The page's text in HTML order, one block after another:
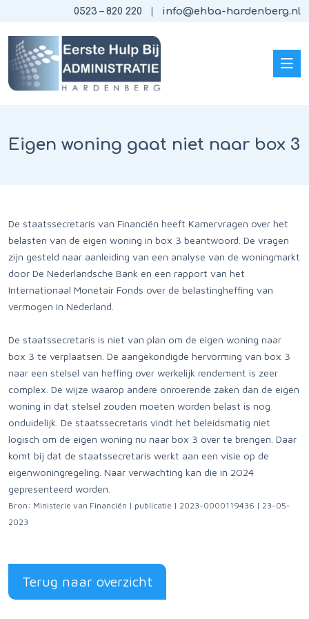
0523 – 820 220 info@ehba-hardenberg.nl
Eigen woning gaat niet naar box 3
De staatssecretaris van Financiën heeft Kamervragen over het
belasten van de eigen woning in box 3 beantwoord. De vragen
zijn gesteld naar aanleiding van een analyse van de woningmarkt
door De Nederlandsche Bank en een rapport van het
Internationaal Monetair Fonds over de belastingheffing van
vermogen in Nederland.
De staatssecretaris is niet van plan om de eigen woning naar
box 3 te verplaatsen. De aangekondigde hervorming van box 3
naar een stelsel van heffing over werkelijk rendement is zeer
complex. De wijze waarop andere onroerende zaken dan de eigen
woning in dat stelsel zouden moeten worden belast is nog
onduidelijk. De staatssecretaris vindt het beleidsmatig niet
logisch om de eigen woning nu naar box 3 over te brengen. Daar
komt bij dat de staatssecretaris werkt aan een visie op de
eigenwoningregeling. Naar verwachting kan die in 2024
gepresenteerd worden.
Bron: Ministerie van Financiën | publicatie | 2023-0000119436 | 23-05-
2023
Terug naar overzicht